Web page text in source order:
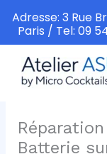
contenu
Batterie
Adresse: 3 Rue
Paris / Tel: 09